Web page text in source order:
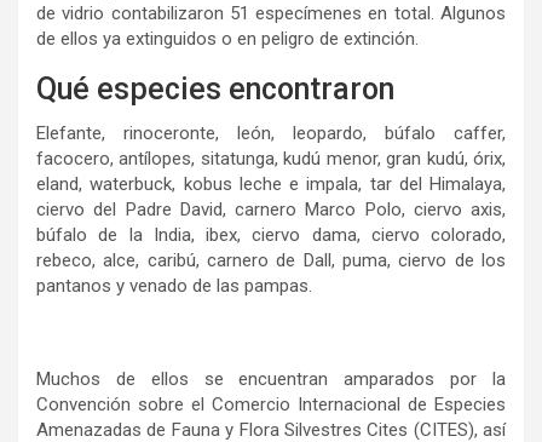
de vidrio contabilizaron 51 especímenes en total. Algunos
de ellos ya extinguidos o en peligro de extinción.
Qué especies encontraron
Elefante, rinoceronte, león, leopardo, búfalo caffer,
facocero, antílopes, sitatunga, kudú menor, gran kudú, órix,
eland, waterbuck, kobus leche e impala, tar del Himalaya,
ciervo del Padre David, carnero Marco Polo, ciervo axis,
búfalo de la India, ibex, ciervo dama, ciervo colorado,
rebeco, alce, caribú, carnero de Dall, puma, ciervo de los
pantanos y venado de las pampas.
Muchos de ellos se encuentran amparados por la
Convención sobre el Comercio Internacional de Especies
Amenazadas de Fauna y Flora Silvestres Cites (CITES), así